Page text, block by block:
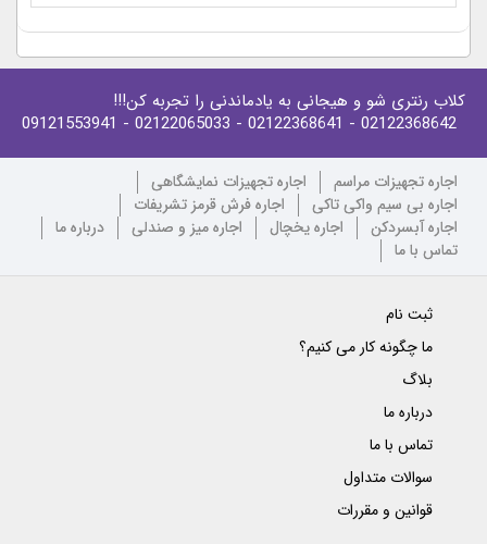
کلاب رنتری شو و هیجانی به یادماندنی را تجربه کن!!!
02122368642
- 02122368641
- 02122065033
- 09121553941
اجاره تجهیزات مراسم
اجاره تجهیزات نمایشگاهی
اجاره بی سیم واکی تاکی
اجاره فرش قرمز تشریفات
اجاره آبسردکن
اجاره یخچال اجاره میز و صندلی
درباره ما
تماس با ما
ثبت نام
ما چگونه کار می کنیم؟
بلاگ
درباره ما
تماس با ما
سوالات متداول
قوانین و مقررات